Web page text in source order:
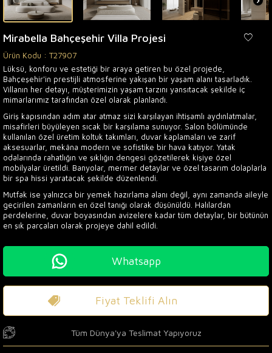
Mirabella Bahçeşehir Villa Projesi
Ürün Kodu : T27907
Lüksü, konforu ve estetiği bir araya getiren bu özel projede,
Bahçeşehir'in prestijli atmosferine yakışan bir yaşam alanı tasarladık.
Villanın her detayı, müşterimizin yaşam tarzını yansıtacak şekilde iç
mimarlarımız tarafından özel olarak planlandı.
Giriş kapısından adım atar atmaz sizi karşılayan ihtişamlı aydınlatmalar,
misafirleri büyüleyen sıcak bir karşılama sunuyor. Salon bölümünde
kullanılan özel üretim koltuk takımları, duvar kaplamaları ve zarif
aksesuarlar, mekâna modern ve sofistike bir hava katıyor. Yatak
odalarında rahatlığın ve şıklığın dengesi gözetilerek kişiye özel
mobilyalar üretildi. Banyolar, mermer detaylar ve özel tasarım dolaplarla
bir spa hissi yaratacak şekilde düzenlendi.
Mutfak ise yalnızca bir yemek hazırlama alanı değil, aynı zamanda aileyle
geçirilen zamanların en özel tanığı olarak düşünüldü. Halılardan
perdelerine, duvar boyasından avizelere kadar tüm detaylar, bir bütünün
en şık parçaları olarak projeye dahil edildi.
Whatsapp
Fiyat Teklifi Alın
Tüm Dünya'ya Teslimat Yapıyoruz